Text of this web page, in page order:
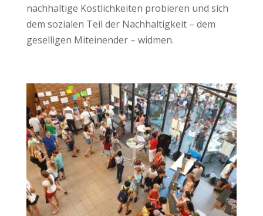
nachhaltige Köstlichkeiten probieren und sich
dem sozialen Teil der Nachhaltigkeit – dem
geselligen Miteinender – widmen.